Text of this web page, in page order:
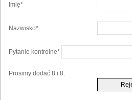
Imię*
Nazwisko*
Pytanie kontrolne*
Prosimy dodać 8 i 8.